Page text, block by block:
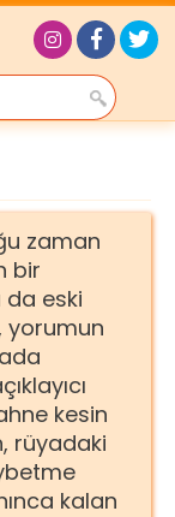
zaman
bir
da eski
yorumun
kesin
rüyadaki
kalan